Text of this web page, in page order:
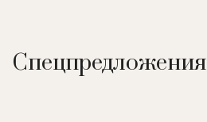
Спецпредложения